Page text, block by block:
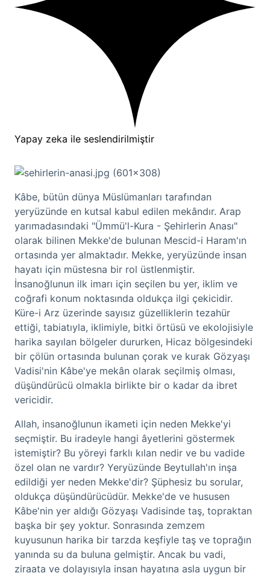
Yapay zeka ile seslendirilmiştir
Kâbe, bütün dünya Müslümanları tarafından
yeryüzünde en kutsal kabul edilen mekândır. Arap
yarımadasındaki "Ümmü'l-Kura - Şehirlerin Anası"
olarak bilinen Mekke'de bulunan Mescid-i Haram'ın
ortasında yer almaktadır. Mekke, yeryüzünde insan
hayatı için müstesna bir rol üstlenmiştir.
İnsanoğlunun ilk imarı için seçilen bu yer, iklim ve
coğrafi konum noktasında oldukça ilgi çekicidir.
Küre-i Arz üzerinde sayısız güzelliklerin tezahür
ettiği, tabiatıyla, iklimiyle, bitki örtüsü ve ekolojisiyle
harika sayılan bölgeler dururken, Hicaz bölgesindeki
bir çölün ortasında bulunan çorak ve kurak Gözyaşı
Vadisi'nin Kâbe'ye mekân olarak seçilmiş olması,
düşündürücü olmakla birlikte bir o kadar da ibret
vericidir.
Allah, insanoğlunun ikameti için neden Mekke'yi
seçmiştir. Bu iradeyle hangi âyetlerini göstermek
istemiştir? Bu yöreyi farklı kılan nedir ve bu vadide
özel olan ne vardır? Yeryüzünde Beytullah'ın inşa
edildiği yer neden Mekke'dir? Şüphesiz bu sorular,
oldukça düşündürücüdür. Mekke'de ve hususen
Kâbe'nin yer aldığı Gözyaşı Vadisinde taş, topraktan
başka bir şey yoktur. Sonrasında zemzem
kuyusunun harika bir tarzda keşfiyle taş ve toprağın
yanında su da buluna gelmiştir. Ancak bu vadi,
ziraata ve dolayısıyla insan hayatına asla uygun bir